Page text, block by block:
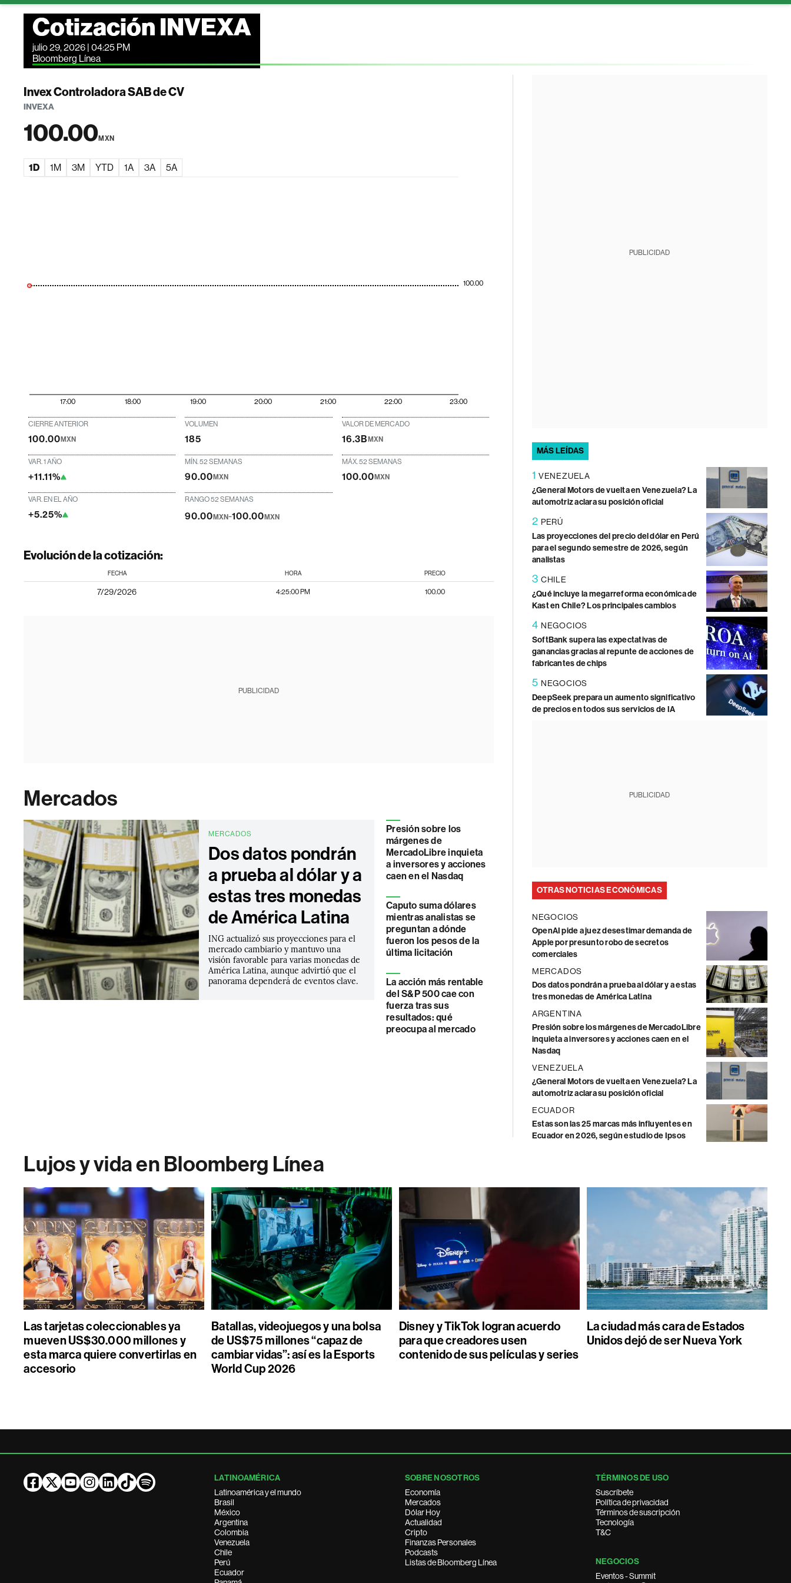
Cotización INVEXA
julio 29, 2026 | 04:25 PM
Bloomberg Línea
Invex Controladora SAB de CV
INVEXA
100.00MXN
1D 1M 3M YTD 1A 3A 5A
17:00 18:00 19:00 20:00 21:00 22:00 23:00
100.00
CIERRE ANTERIOR
100.00MXN
VOLUMEN
185
VALOR DE MERCADO
16.3BMXN
VAR. 1 AÑO
+11.11%
MÍN. 52 SEMANAS
90.00MXN
MÁX. 52 SEMANAS
100.00MXN
VAR. EN EL AÑO
+5.25%
RANGO 52 SEMANAS
90.00MXN-100.00MXN
Evolución de la cotización:
FECHA HORA PRECIO
7/29/2026 4:25:00 PM 100.00
PUBLICIDAD
Mercados
MERCADOS
Dos datos pondrán
a prueba al dólar y a
estas tres monedas
de América Latina
ING actualizó sus proyecciones para el
mercado cambiario y mantuvo una
visión favorable para varias monedas de
América Latina, aunque advirtió que el
panorama dependerá de eventos clave.
Presión sobre los
márgenes de
MercadoLibre inquieta
a inversores y acciones
caen en el Nasdaq
Caputo suma dólares
mientras analistas se
preguntan a dónde
fueron los pesos de la
última licitación
La acción más rentable
del S&P 500 cae con
fuerza tras sus
resultados: qué
preocupa al mercado
PUBLICIDAD
MÁS LEÍDAS
1 VENEZUELA
¿General Motors de vuelta en Venezuela? La
automotriz aclara su posición oficial
2 PERÚ
Las proyecciones del precio del dólar en Perú
para el segundo semestre de 2026, según
analistas
3 CHILE
¿Qué incluye la megarreforma económica de
Kast en Chile? Los principales cambios
4 NEGOCIOS
SoftBank supera las expectativas de
ganancias gracias al repunte de acciones de
fabricantes de chips
5 NEGOCIOS
DeepSeek prepara un aumento significativo
de precios en todos sus servicios de IA
PUBLICIDAD
OTRAS NOTICIAS ECONÓMICAS
NEGOCIOS
OpenAI pide a juez desestimar demanda de
Apple por presunto robo de secretos
comerciales
MERCADOS
Dos datos pondrán a prueba al dólar y a estas
tres monedas de América Latina
ARGENTINA
Presión sobre los márgenes de MercadoLibre
inquieta a inversores y acciones caen en el
Nasdaq
VENEZUELA
¿General Motors de vuelta en Venezuela? La
automotriz aclara su posición oficial
ECUADOR
Estas son las 25 marcas más influyentes en
Ecuador en 2026, según estudio de Ipsos
Lujos y vida en Bloomberg Línea
Las tarjetas coleccionables ya
mueven US$30.000 millones y
esta marca quiere convertirlas en
accesorio
Batallas, videojuegos y una bolsa
de US$75 millones “capaz de
cambiar vidas”: así es la Esports
World Cup 2026
Disney y TikTok logran acuerdo
para que creadores usen
contenido de sus películas y series
La ciudad más cara de Estados
Unidos dejó de ser Nueva York
LATINOAMÉRICA
Latinoamérica y el mundo
Brasil
México
Argentina
Colombia
Venezuela
Chile
Perú
Ecuador
SOBRE NOSOTROS
Economía
Mercados
Dólar Hoy
Actualidad
Cripto
Finanzas Personales
Podcasts
Listas de Bloomberg Línea
TÉRMINOS DE USO
Suscríbete
Política de privacidad
Términos de suscripción
Tecnología
T&C
NEGOCIOS
Eventos - Summit